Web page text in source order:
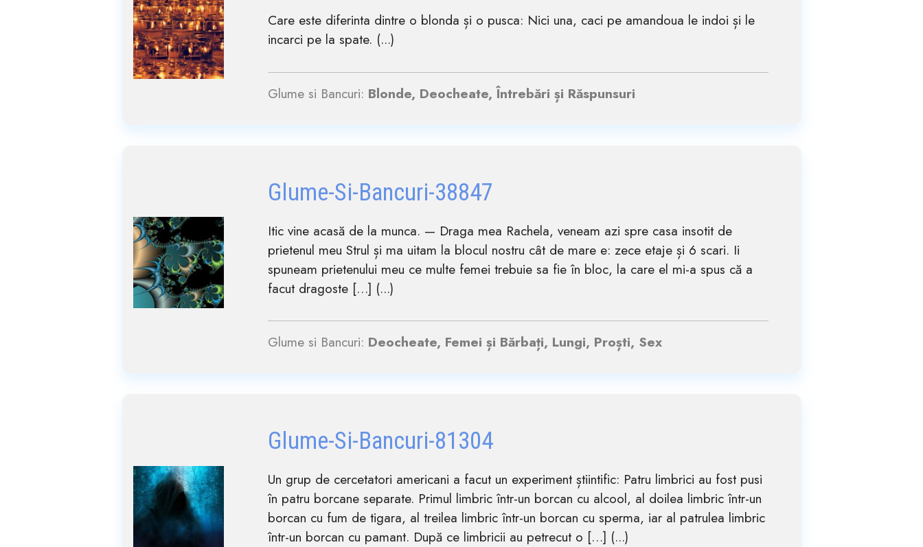
Care este diferinta dintre o blonda și o pusca: Nici una, caci pe amandoua le indoi și le
incarci pe la spate. (...)
Glume si Bancuri: Blonde, Deocheate, Întrebări și Răspunsuri
Glume-Si-Bancuri-38847
Itic vine acasă de la munca. — Draga mea Rachela, veneam azi spre casa insotit de
prietenul meu Strul și ma uitam la blocul nostru cât de mare e: zece etaje și 6 scari. Ii
spuneam prietenului meu ce multe femei trebuie sa fie în bloc, la care el mi-a spus că a
facut dragoste […] (...)
Glume si Bancuri: Deocheate, Femei și Bărbați, Lungi, Proști, Sex
Glume-Si-Bancuri-81304
Un grup de cercetatori americani a facut un experiment știintific: Patru limbrici au fost pusi
în patru borcane separate. Primul limbric într-un borcan cu alcool, al doilea limbric într-un
borcan cu fum de tigara, al treilea limbric într-un borcan cu sperma, iar al patrulea limbric
într-un borcan cu pamant. După ce limbricii au petrecut o […] (...)